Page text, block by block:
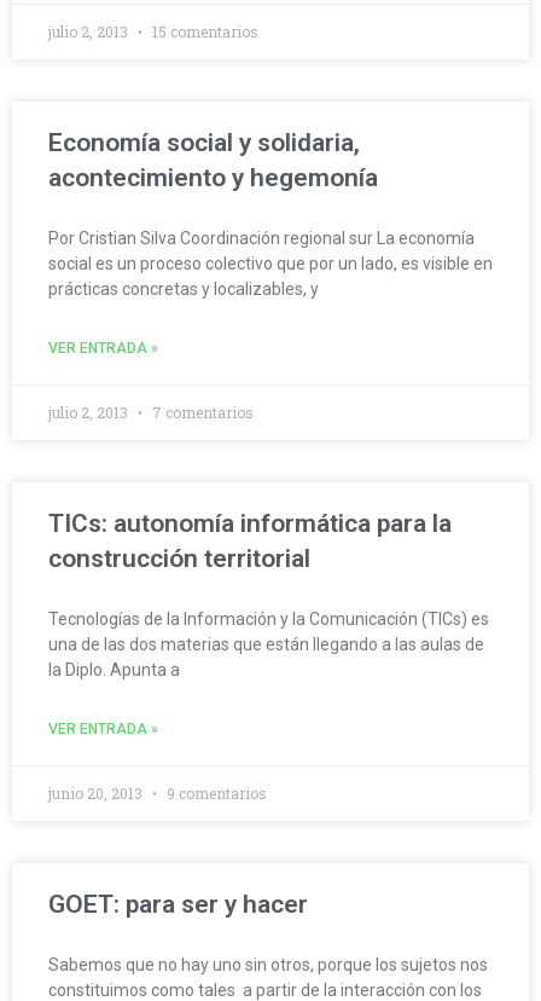
julio 2, 2013 15 comentarios
Economía social y solidaria,
acontecimiento y hegemonía
Por Cristian Silva Coordinación regional sur La economía
social es un proceso colectivo que por un lado, es visible en
prácticas concretas y localizables, y
VER ENTRADA »
julio 2, 2013 7 comentarios
TICs: autonomía informática para la
construcción territorial
Tecnologías de la Información y la Comunicación (TICs) es
una de las dos materias que están llegando a las aulas de
la Diplo. Apunta a
VER ENTRADA »
junio 20, 2013 9 comentarios
GOET: para ser y hacer
Sabemos que no hay uno sin otros, porque los sujetos nos
constituimos como tales a partir de la interacción con los